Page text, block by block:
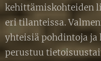
kehittämiskohteiden
eri tilanteissa.
yhteisiä pohdintoja ja
perustuu